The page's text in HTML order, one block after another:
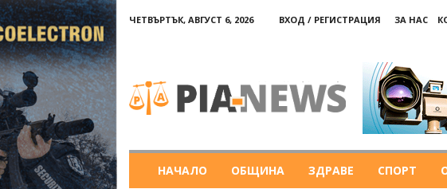
ЧЕТВЪРТЪК, АВГУСТ 6, 2026 ВХОД / РЕГИСТРАЦИЯ ЗА НАС
НАЧАЛО ОБЩИНА ЗДРАВЕ СПОРТ